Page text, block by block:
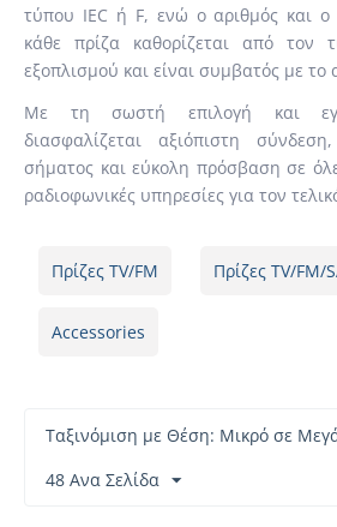
τύπου IEC ή F, ενώ ο αριθμός και
κάθε πρίζα καθορίζεται από τον
εξοπλισμού και είναι συμβατός με το
Με τη σωστή επιλογή και
διασφαλίζεται αξιόπιστη
σήματος και εύκολη πρόσβαση σε
ραδιοφωνικές υπηρεσίες για τον
Πρίζες TV/FM Πρίζες TV/FM/
Accessories
Ταξινόμιση με Θέση: Μικρό σε
48 Ανα Σελίδα